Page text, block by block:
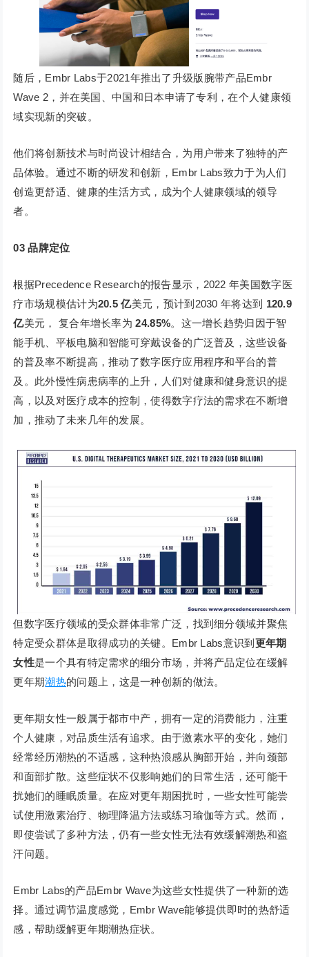
随后，Embr Labs于2021年推出了升级版腕带产品Embr
Wave 2，并在美国、中国和日本申请了专利，在个人健康领
域实现新的突破。
他们将创新技术与时尚设计相结合，为用户带来了独特的产
品体验。通过不断的研发和创新，Embr Labs致力于为人们
创造更舒适、健康的生活方式，成为个人健康领域的领导
者。
03 品牌定位
根据Precedence Research的报告显示，2022 年美国数字医
疗市场规模估计为20.5 亿美元，预计到2030 年将达到 120.9
亿美元， 复合年增长率为24.85%。这一增长趋势归因于智
能手机、平板电脑和智能可穿戴设备的广泛普及，这些设备
的普及率不断提高，推动了数字医疗应用程序和平台的普
及。此外慢性病患病率的上升，人们对健康和健身意识的提
高，以及对医疗成本的控制，使得数字疗法的需求在不断增
加，推动了未来几年的发展。
但数字医疗领域的受众群体非常广泛，找到细分领域并聚焦
特定受众群体是取得成功的关键。Embr Labs意识到 更年期
女性是一个具有特定需求的细分市场，并将产品定位在缓解
更年期潮热的问题上，这是一种创新的做法。
更年期女性一般属于都市中产，拥有一定的消费能力，注重
个人健康，对品质生活有追求。由于激素水平的变化，她们
经常经历潮热的不适感，这种热浪感从胸部开始，并向颈部
和面部扩散。这些症状不仅影响她们的日常生活，还可能干
扰她们的睡眠质量。在应对更年期困扰时，一些女性可能尝
试使用激素治疗、物理降温方法或练习瑜伽等方式。然而，
即使尝试了多种方法，仍有一些女性无法有效缓解潮热和盗
汗问题。
Embr Labs的产品Embr Wave为这些女性提供了一种新的选
择。通过调节温度感觉，Embr Wave能够提供即时的热舒适
感，帮助缓解更年期潮热症状。